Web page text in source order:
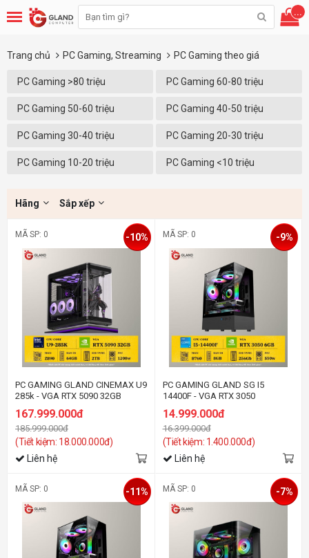
...
Trang chủ PC Gaming, Streaming PC Gaming theo giá
PC Gaming >80 triệu PC Gaming 60-80 triệu
PC Gaming 50-60 triệu PC Gaming 40-50 triệu
PC Gaming 30-40 triệu PC Gaming 20-30 triệu
PC Gaming 10-20 triệu PC Gaming <10 triệu
Hãng Sắp xếp
MÃ SP: 0
PC GAMING GLAND CINEMAX U9
285k - VGA RTX 5090 32GB
167.999.000đ
185.999.000đ
(Tiết kiệm: 18.000.000đ)
-10%
Liên hệ
MÃ SP: 0
PC GAMING GLAND SG I5
14400F - VGA RTX 3050
14.999.000đ
16.399.000đ
(Tiết kiệm: 1.400.000đ)
-9%
Liên hệ
MÃ SP: 0 -11% MÃ SP: 0 -7%